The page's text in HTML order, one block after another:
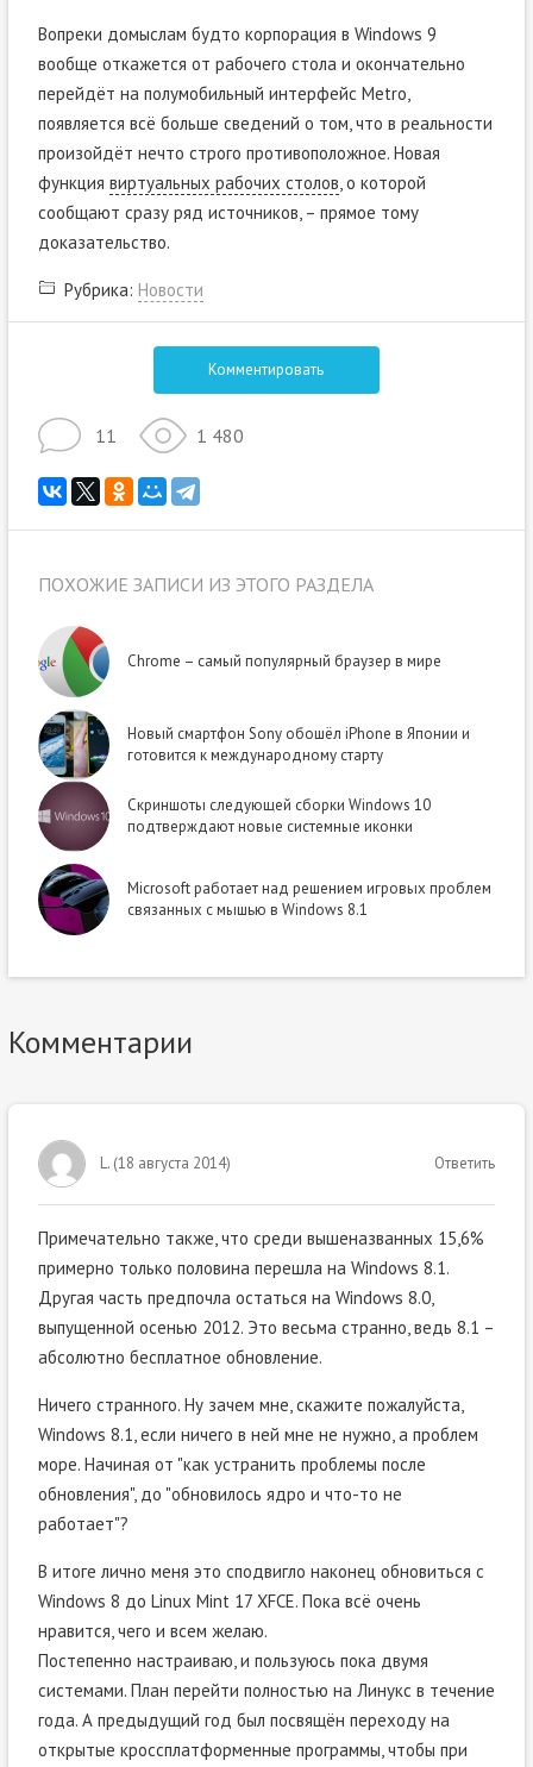
Вопреки домыслам будто корпорация в Windows 9
вообще откажется от рабочего стола и окончательно
перейдёт на полумобильный интерфейс Metro,
появляется всё больше сведений о том, что в реальности
произойдёт нечто строго противоположное. Новая
функция виртуальных рабочих столов, о которой
сообщают сразу ряд источников, – прямое тому
доказательство.
Рубрика: Новости
Комментировать
11 1 480
ПОХОЖИЕ ЗАПИСИ ИЗ ЭТОГО РАЗДЕЛА
Chrome – самый популярный браузер в мире
Новый смартфон Sony обошёл iPhone в Японии и
готовится к международному старту
Скриншоты следующей сборки Windows 10
подтверждают новые системные иконки
Microsoft работает над решением игровых проблем
связанных с мышью в Windows 8.1
Комментарии
L.(18 августа 2014) Ответить
Примечательно также, что среди вышеназванных 15,6%
примерно только половина перешла на Windows 8.1.
Другая часть предпочла остаться на Windows 8.0,
выпущенной осенью 2012. Это весьма странно, ведь 8.1 –
абсолютно бесплатное обновление.
Ничего странного. Ну зачем мне, скажите пожалуйста,
Windows 8.1, если ничего в ней мне не нужно, а проблем
море. Начиная от "как устранить проблемы после
обновления", до "обновилось ядро и что-то не
работает"?
В итоге лично меня это сподвигло наконец обновиться с
Windows 8 до Linux Mint 17 XFCE. Пока всё очень
нравится, чего и всем желаю.
Постепенно настраиваю, и пользуюсь пока двумя
системами. План перейти полностью на Линукс в течение
года. А предыдущий год был посвящён переходу на
открытые кроссплатформенные программы, чтобы при